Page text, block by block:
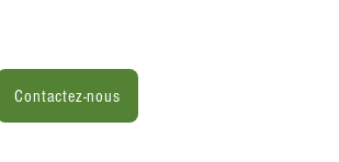
Contactez-nous